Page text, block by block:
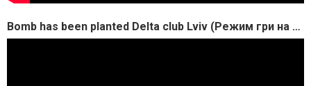
Bomb has been planted Delta club Lviv (Режим гри на розмінування бомби Дельта клуб Львів)